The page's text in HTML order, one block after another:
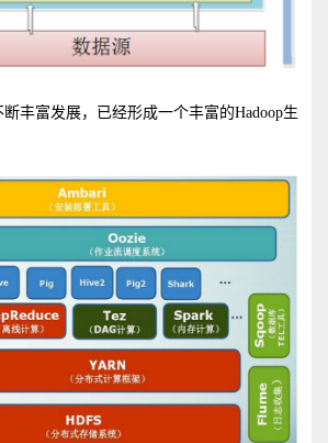
断丰富发展，已经形成一个丰富的Hadoop生